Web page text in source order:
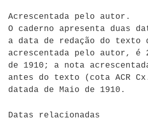
Acrescentada pelo autor.
O caderno apresenta duas
a data de redação do texto
acrescentada pelo autor, é
de 1910; a nota
antes do texto (cota ACR
datada de Maio de 1910.
Datas relacionadas